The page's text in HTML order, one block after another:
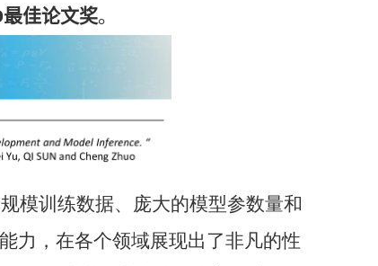
最佳论文奖。
模训练数据、庞大的模型参数量和
力，在各个领域展现出了非凡的性